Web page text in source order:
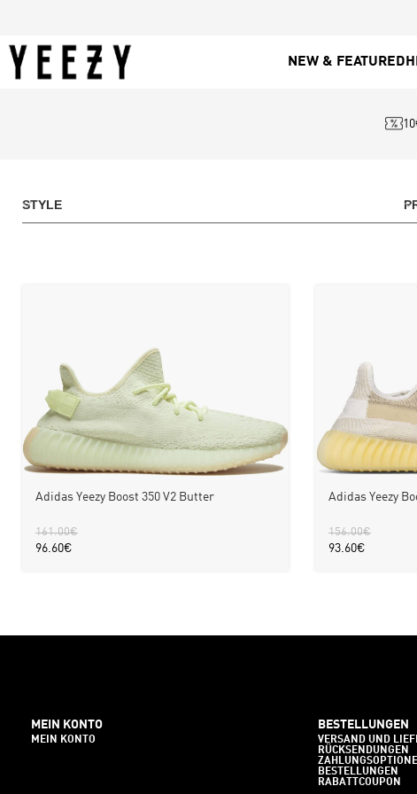
NEW & FEATURED
STYLE
Adidas Yeezy Boost 350 V2 Butter
161.00€
96.60€
Adidas Yeezy
156.00€
93.60€
MEIN KONTO
MEIN KONTO
BESTELLUNGEN
VERSAND UND
RÜCKSENDUNGEN
BESTELLUNGEN
RABATTCOUPON